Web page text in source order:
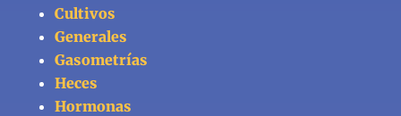
Cultivos
Generales
Gasometrías
Heces
Hormonas